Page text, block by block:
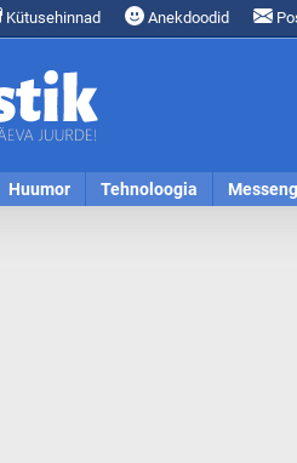
Kütusehinnad Anekdoodid
Huumor Tehnoloogia